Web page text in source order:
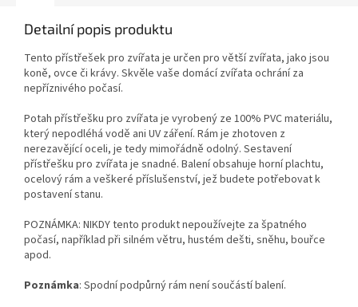
Detailní popis produktu
Tento přístřešek pro zvířata je určen pro větší zvířata, jako jsou
koně, ovce či krávy. Skvěle vaše domácí zvířata ochrání za
nepříznivého počasí.
Potah přístřešku pro zvířata je vyrobený ze 100% PVC materiálu,
který nepodléhá vodě ani UV záření. Rám je zhotoven z
nerezavějící oceli, je tedy mimořádně odolný. Sestavení
přístřešku pro zvířata je snadné. Balení obsahuje horní plachtu,
ocelový rám a veškeré příslušenství, jež budete potřebovat k
postavení stanu.
POZNÁMKA: NIKDY tento produkt nepoužívejte za špatného
počasí, například při silném větru, hustém dešti, sněhu, bouřce
apod.
Poznámka: Spodní podpůrný rám není součástí balení.